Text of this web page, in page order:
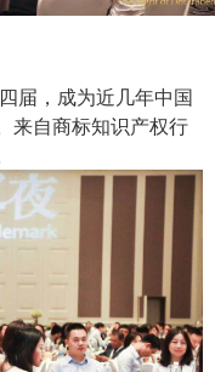
届，成为近几年中国
来自商标知识产权行